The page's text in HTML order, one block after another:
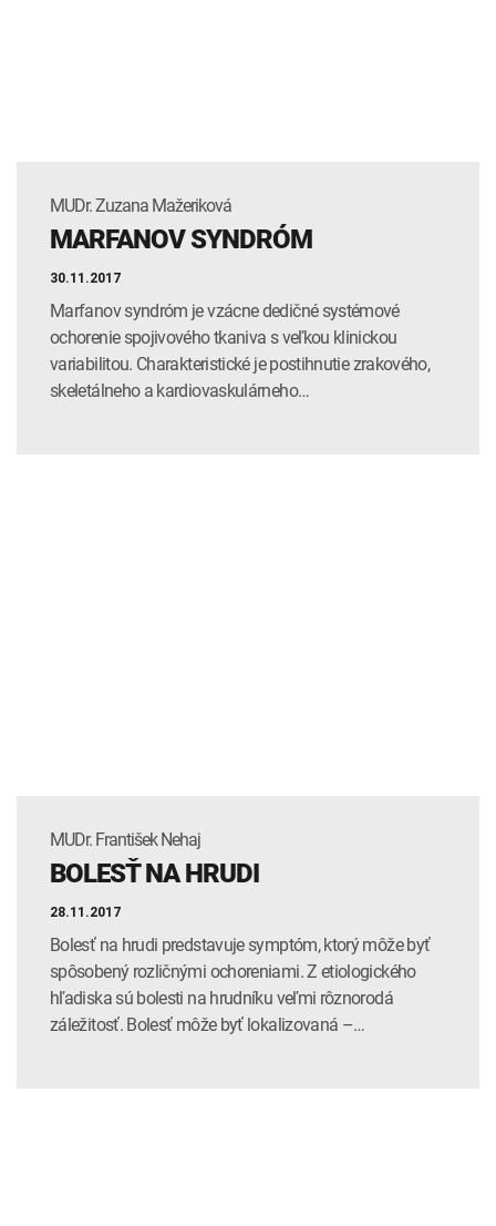
MUDr. Zuzana Mažeriková
MARFANOV SYNDRÓM
30.11.2017
Marfanov syndróm je vzácne dedičné systémové
ochorenie spojivového tkaniva s veľkou klinickou
variabilitou. Charakteristické je postihnutie zrakového,
skeletálneho a kardiovaskulárneho…
MUDr. František Nehaj
BOLESŤ NA HRUDI
28.11.2017
Bolesť na hrudi predstavuje symptóm, ktorý môže byť
spôsobený rozličnými ochoreniami. Z etiologického
hľadiska sú bolesti na hrudníku veľmi rôznorodá
záležitosť. Bolesť môže byť lokalizovaná –…